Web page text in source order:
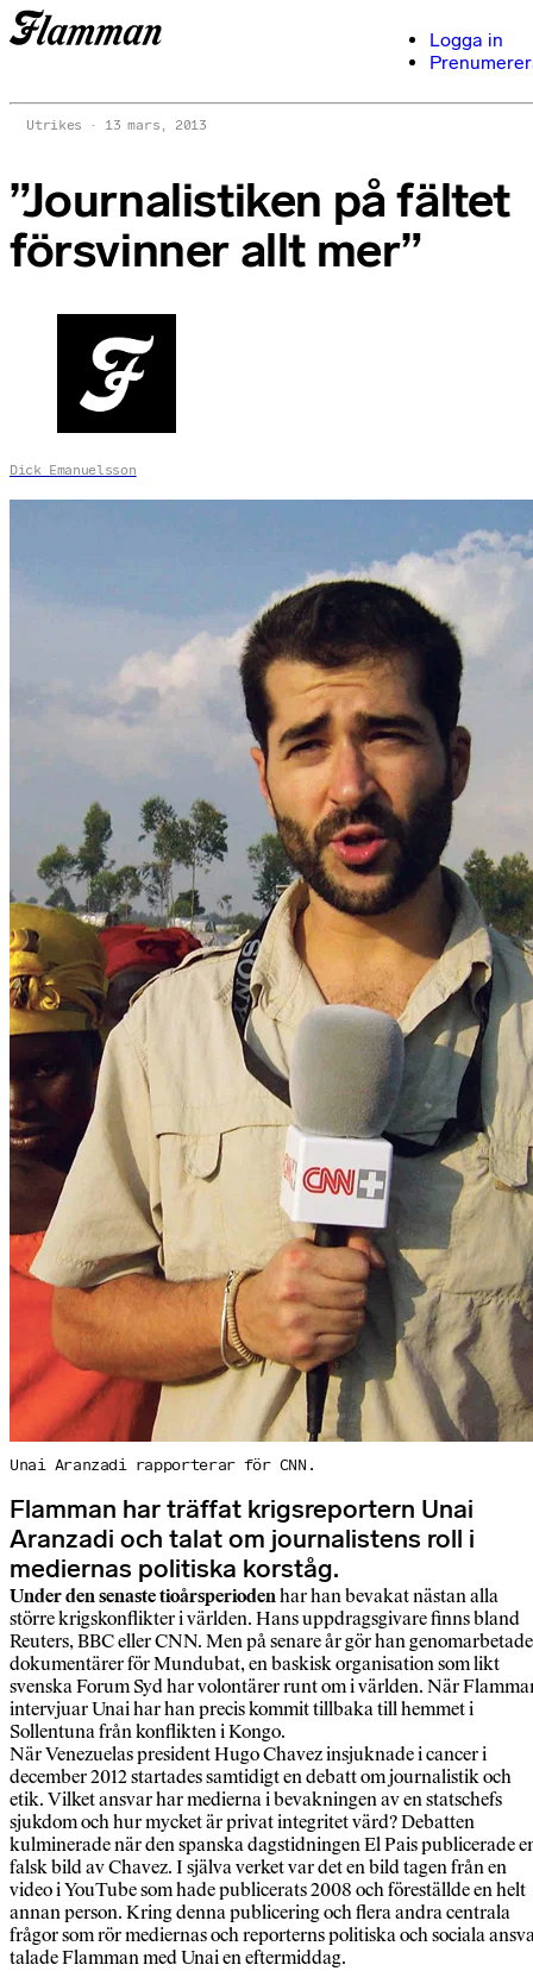
Logga in
Utrikes 13 mars, 2013
”Journalistiken på fältet
försvinner allt mer”
Dick Emanuelsson
Unai Aranzadi rapporterar för CNN.
Flamman har träffat krigsreportern Unai
Aranzadi och talat om journalistens roll i
mediernas politiska korståg.
Under den senaste tioårsperiodenhar han bevakat nästan alla
större krigskonflikter i världen. Hans uppdragsgivare finns bland
Reuters, BBC eller CNN. Men på senare år gör han genomarbetade
dokumentärer för Mundubat, en baskisk organisation som likt
svenska Forum Syd har volontärer runt om i världen. När
intervjuar Unai har han precis kommit tillbaka till hemmet i
Sollentuna från konflikten i Kongo.
När Venezuelas president Hugo Chavez insjuknade i cancer i
december 2012 startades samtidigt en debatt om journalistik och
etik. Vilket ansvar har medierna i bevakningen av en statschefs
sjukdom och hur mycket är privat integritet värd? Debatten
kulminerade när den spanska dagstidningen El Pais publicerade
falsk bild av Chavez. I själva verket var det en bild tagen från en
video i YouTube som hade publicerats 2008 och föreställde en helt
annan person. Kring denna publicering och flera andra centrala
frågor som rör mediernas och reporterns politiska och sociala
talade Flamman med Unai en eftermiddag.